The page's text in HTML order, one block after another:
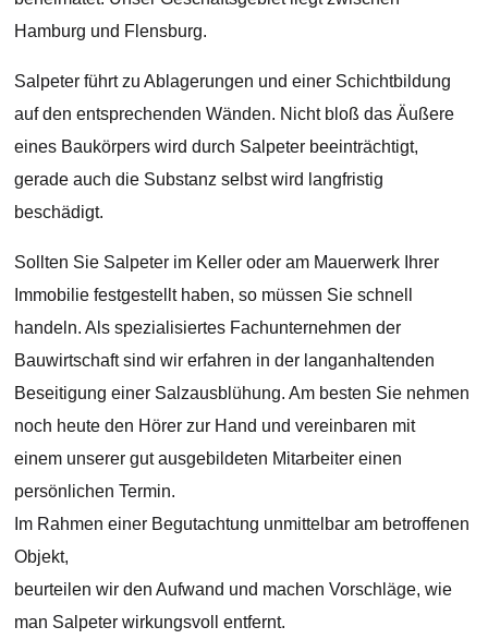
Hamburg und Flensburg.
Salpeter führt zu Ablagerungen und einer Schichtbildung
auf den entsprechenden Wänden. Nicht bloß das Äußere
eines Baukörpers wird durch Salpeter beeinträchtigt,
gerade auch die Substanz selbst wird langfristig
beschädigt.
Sollten Sie Salpeter im Keller oder am Mauerwerk Ihrer
Immobilie festgestellt haben, so müssen Sie schnell
handeln. Als spezialisiertes Fachunternehmen der
Bauwirtschaft sind wir erfahren in der langanhaltenden
Beseitigung einer Salzausblühung. Am besten Sie nehmen
noch heute den Hörer zur Hand und vereinbaren mit
einem unserer gut ausgebildeten Mitarbeiter einen
persönlichen Termin.
Im Rahmen einer Begutachtung unmittelbar am betroffenen
Objekt,
beurteilen wir den Aufwand und machen Vorschläge, wie
man Salpeter wirkungsvoll entfernt.